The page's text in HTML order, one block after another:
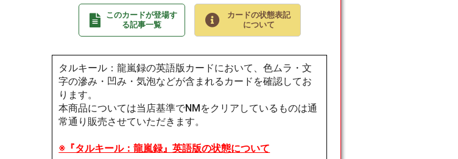
このカードが登場す
る記事一覧
カードの状態表記
について
タルキール：龍嵐録の英語版カードにおいて、色ムラ・文
字の滲み・凹み・気泡などが含まれるカードを確認してお
ります。
本商品については当店基準でNMをクリアしているものは通
常通り販売させていただきます。
※『タルキール：龍嵐録』英語版の状態について